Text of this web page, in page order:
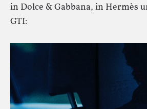
in Dolce & Gabbana, in Hermès
GTI: